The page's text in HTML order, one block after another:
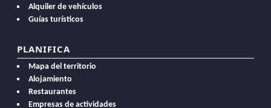
Alquiler de vehículos
Guías turísticos
PLANIFICA
Mapa del territorio
Alojamiento
Restaurantes
Empresas de actividades